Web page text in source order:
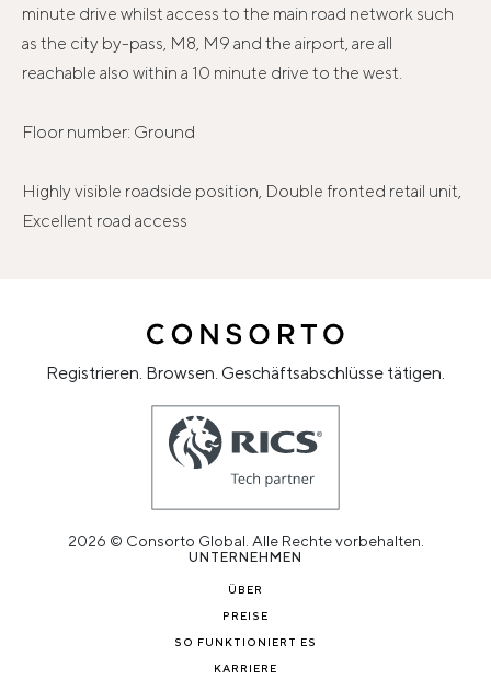
minute drive whilst access to the main road network such
as the city by-pass, M8, M9 and the airport, are all
reachable also within a 10 minute drive to the west.
Floor number: Ground
Highly visible roadside position, Double fronted retail unit,
Excellent road access
Registrieren. Browsen. Geschäftsabschlüsse tätigen.
2026 © Consorto Global. Alle Rechte vorbehalten.
UNTERNEHMEN
ÜBER
PREISE
SO FUNKTIONIERT ES
KARRIERE